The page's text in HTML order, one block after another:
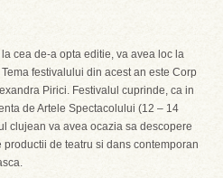
cea de-a opta editie, va avea loc la
festivalului din acest an este Corp
Pirici. Festivalul cuprinde, ca in
de Artele Spectacolului (12 – 14
clujean va avea ocazia sa descopere
de teatru si dans contemporan